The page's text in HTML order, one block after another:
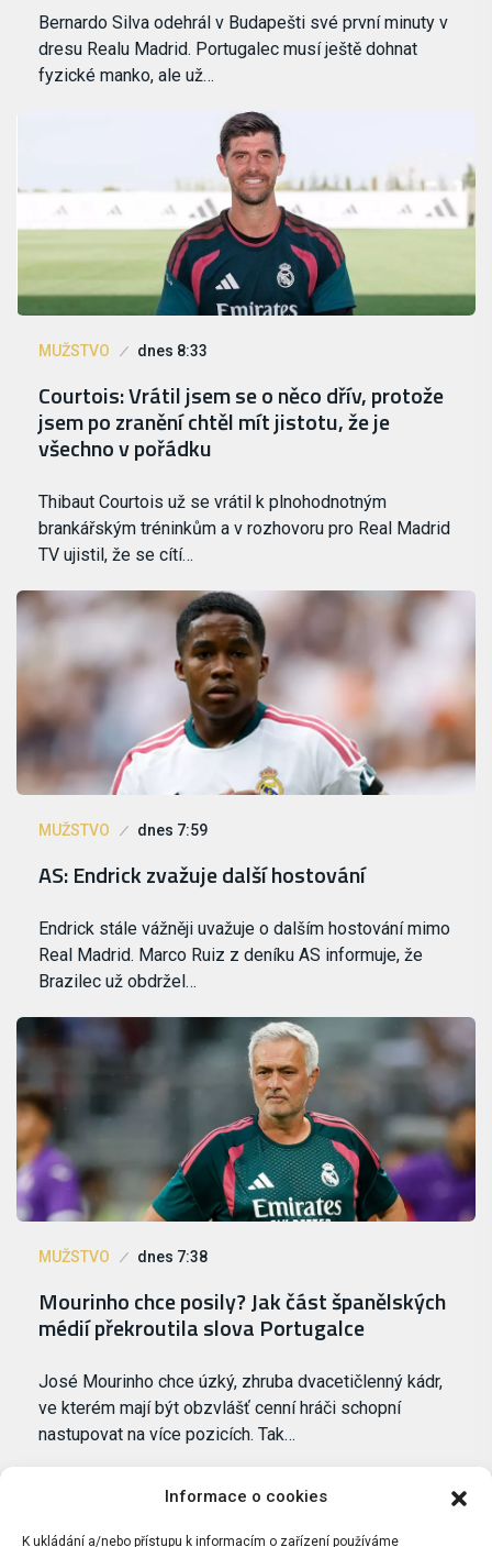
Informace o cookies
K ukládání a/nebo přístupu k informacím o zařízení používáme
Bernardo Silva odehrál v Budapešti své první minuty v
dresu Realu Madrid. Portugalec musí ještě dohnat
fyzické manko, ale už…
MUŽSTVO dnes 8:33
Courtois: Vrátil jsem se o něco dřív, protože
jsem po zranění chtěl mít jistotu, že je
všechno v pořádku
Thibaut Courtois už se vrátil k plnohodnotným
brankářským tréninkům a v rozhovoru pro Real Madrid
TV ujistil, že se cítí…
MUŽSTVO dnes 7:59
AS: Endrick zvažuje další hostování
Endrick stále vážněji uvažuje o dalším hostování mimo
Real Madrid. Marco Ruiz z deníku AS informuje, že
Brazilec už obdržel…
MUŽSTVO dnes 7:38
Mourinho chce posily? Jak část španělských
médií překroutila slova Portugalce
José Mourinho chce úzký, zhruba dvacetičlenný kádr,
ve kterém mají být obzvlášť cenní hráči schopní
nastupovat na více pozicích. Tak…